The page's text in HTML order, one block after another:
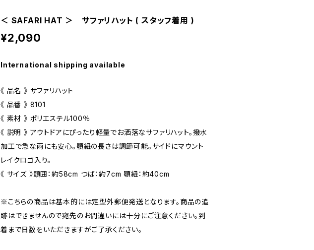
＜ SAFARI HAT ＞ サファリハット ( スタッフ着用 )
¥2,090
International shipping available
《 品名 》 サファリハット
《 品番 》 8101
《 素材 》 ポリエステル100％
《 説明 》 アウトドアにぴったり軽量でお洒落なサファリハット。撥水
加工で急な雨にも安心。顎紐の長さは調節可能。サイドにマウント
レイクロゴ入り。
《 サイズ 》頭囲：約58cm つば：約7cm 顎紐：約40cm
※こちらの商品は基本的には定型外郵便発送となります。商品の追
跡はできませんので宛先のお間違いには十分にご注意ください。到
着まで日数をいただきますがご了承ください。